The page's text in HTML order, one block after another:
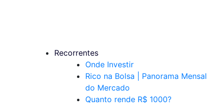
Recorrentes
Onde Investir
Rico na Bolsa | Panorama Mensal
do Mercado
Quanto rende R$ 1000?